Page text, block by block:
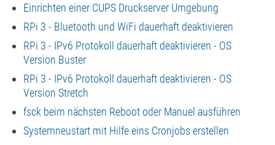
Einrichten einer CUPS Druckserver Umgebung
RPi 3 - Bluetooth und WiFi dauerhaft deaktivieren
RPi 3 - IPv6 Protokoll dauerhaft deaktivieren - OS
Version Buster
RPi 3 - IPv6 Protokoll dauerhaft deaktivieren - OS
Version Stretch
fsck beim nächsten Reboot oder Manuel ausführen
Systemneustart mit Hilfe eins Cronjobs erstellen